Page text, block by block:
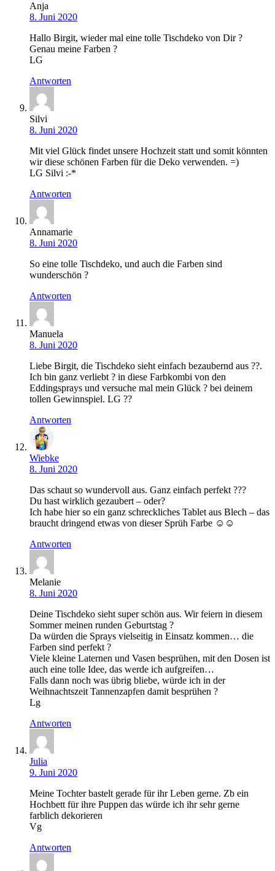
Anja
8. Juni 2020
Hallo Birgit, wieder mal eine tolle Tischdeko von Dir ?
Genau meine Farben ?
LG
Antworten
Silvi
8. Juni 2020
Mit viel Glück findet unsere Hochzeit statt und somit könnten
wir diese schönen Farben für die Deko verwenden. =)
LG Silvi :-*
Antworten
Annamarie
8. Juni 2020
So eine tolle Tischdeko, und auch die Farben sind
wunderschön ?
Antworten
Manuela
8. Juni 2020
Liebe Birgit, die Tischdeko sieht einfach bezaubernd aus ??.
Ich bin ganz verliebt ? in diese Farbkombi von den
Eddingsprays und versuche mal mein Glück ? bei deinem
tollen Gewinnspiel. LG ??
Antworten
Wiebke
8. Juni 2020
Das schaut so wundervoll aus. Ganz einfach perfekt ???
Du hast wirklich gezaubert – oder?
Ich habe hier so ein ganz schreckliches Tablet aus Blech – das
braucht dringend etwas von dieser Sprüh Farbe ☺☺
Antworten
Melanie
8. Juni 2020
Deine Tischdeko sieht super schön aus. Wir feiern in diesem
Sommer meinen runden Geburtstag ?
Da würden die Sprays vielseitig in Einsatz kommen… die
Farben sind perfekt ?
Viele kleine Laternen und Vasen besprühen, mit den Dosen ist
auch eine tolle Idee, das werde ich aufgreifen…
Falls dann noch was übrig bliebe, würde ich in der
Weihnachtszeit Tannenzapfen damit besprühen ?
Lg
Antworten
Julia
9. Juni 2020
Meine Tochter bastelt gerade für ihr Leben gerne. Zb ein
Hochbett für ihre Puppen das würde ich ihr sehr gerne
farblich dekorieren
Vg
Antworten